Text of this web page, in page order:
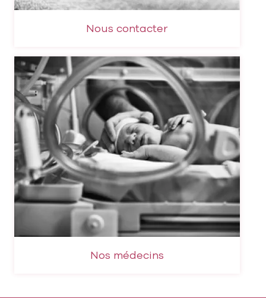
Nous contacter
Nos médecins